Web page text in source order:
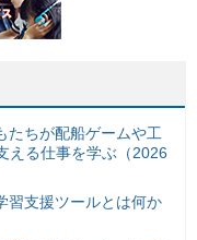
たちが配船ゲームや工
える仕事を学ぶ（2026
習支援ツールとは何か